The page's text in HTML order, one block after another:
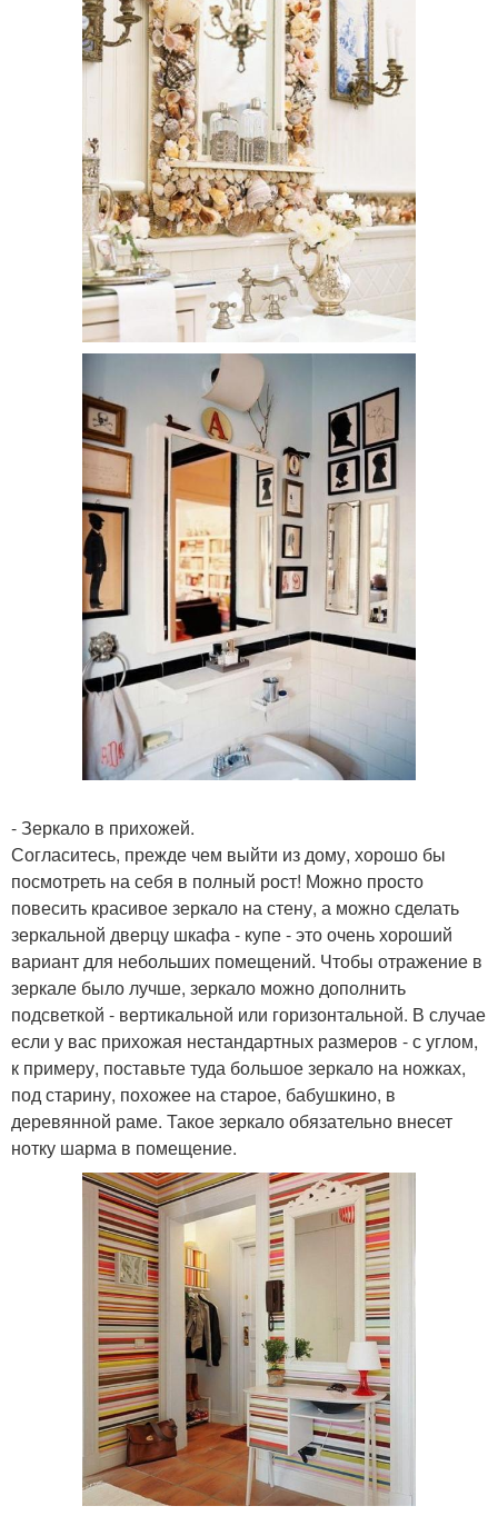
- Зеркало в прихожей.
Согласитесь, прежде чем выйти из дому, хорошо бы
посмотреть на себя в полный рост! Можно просто
повесить красивое зеркало на стену, а можно сделать
зеркальной дверцу шкафа - купе - это очень хороший
вариант для небольших помещений. Чтобы отражение в
зеркале было лучше, зеркало можно дополнить
подсветкой - вертикальной или горизонтальной. В случае
если у вас прихожая нестандартных размеров - с углом,
к примеру, поставьте туда большое зеркало на ножках,
под старину, похожее на старое, бабушкино, в
деревянной раме. Такое зеркало обязательно внесет
нотку шарма в помещение.